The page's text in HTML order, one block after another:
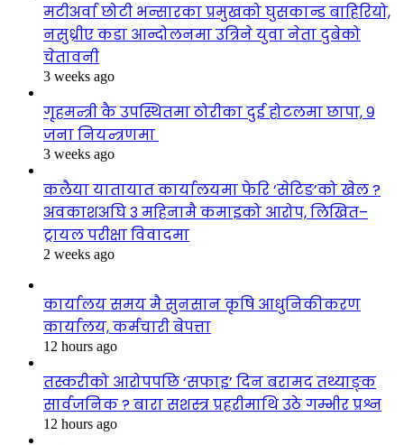
मटीअर्वा छोटी भन्सारका प्रमुखको घुसकान्ड बाहिरियो,
नसुध्रीए कडा आन्दोलनमा उत्रिने युवा नेता दुबेको
चेतावनी
3 weeks ago
गृहमन्त्री कै उपस्थितमा ठोरीका दुई होटलमा छापा, ९
जना नियन्त्रणमा
3 weeks ago
कलैया यातायात कार्यालयमा फेरि ‘सेटिङ’को खेल ?
अवकाशअघि ३ महिनामै कमाइको आरोप, लिखित–
ट्रायल परीक्षा विवादमा
2 weeks ago
कार्यालय समय मै सुनसान कृषि आधुनिकीकरण
कार्यालय, कर्मचारी बेपत्ता
12 hours ago
तस्करीको आरोपपछि ‘सफाइ’ दिन बरामद तथ्याङ्क
सार्वजनिक ? बारा सशस्त्र प्रहरीमाथि उठे गम्भीर प्रश्न
12 hours ago